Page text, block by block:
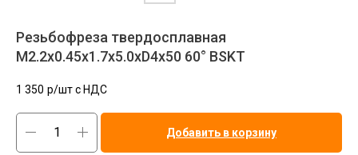
Резьбофреза твердосплавная
M2.2x0.45x1.7x5.0xD4x50 60° BSKT
1 350 р/шт c НДС
Добавить в корзину